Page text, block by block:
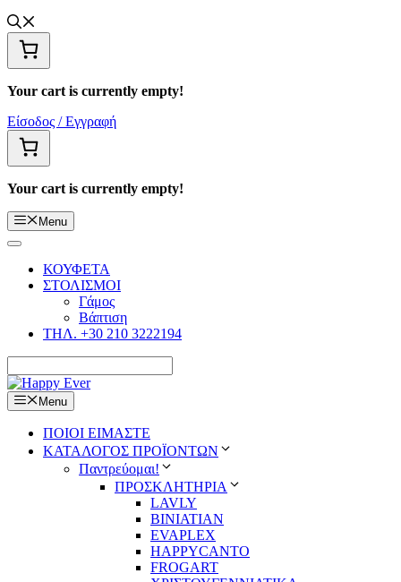
Your cart is currently empty!
Είσοδος / Εγγραφή
Your cart is currently empty!
Menu
ΚΟΥΦΕΤΑ
ΣΤΟΛΙΣΜΟΙ
Γάμος
Βάπτιση
ΤΗΛ. +30 210 3222194
Menu
ΠΟΙΟΙ ΕΙΜΑΣΤΕ
ΚΑΤΑΛΟΓΟΣ ΠΡΟΪΟΝΤΩΝ
Παντρεύομαι!
ΠΡΟΣΚΛΗΤΗΡΙΑ
LAVLY
BINIATIAN
EVAPLEX
HAPPYCANTO
FROGART